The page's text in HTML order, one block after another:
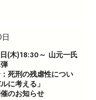
(木)18:30～ 山元一氏
：死刑の残虐性につい
に考える」
のお知らせ